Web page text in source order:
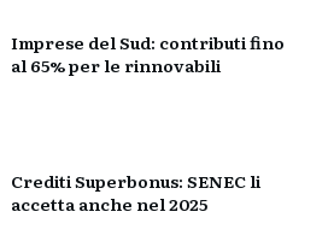
Imprese del Sud: contributi fino
al 65% per le rinnovabili
Crediti Superbonus: SENEC li
accetta anche nel 2025